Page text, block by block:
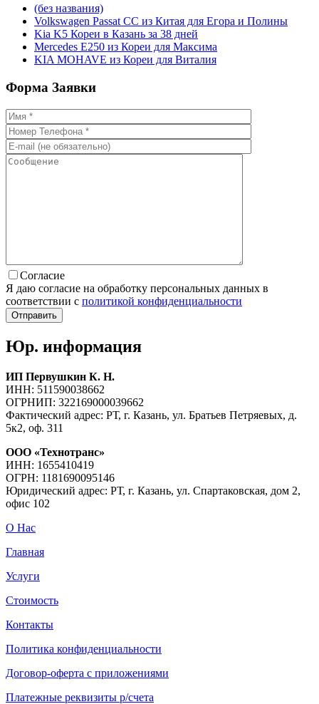
(без названия)
Volkswagen Passat CC из Китая для Егора и Полины
Kia K5 Кореи в Казань за 38 дней
Mercedes E250 из Кореи для Максима
KIA MOHAVE из Кореи для Виталия
Форма Заявки
Согласие
Я даю согласие на обработку персональных данных в
соответствии с политикой конфиденциальности
Юр. информация
ИП Первушкин К. Н.
ИНН: 511590038662
ОГРНИП: 322169000039662
Фактический адрес: РТ, г. Казань, ул. Братьев Петряевых, д.
5к2, оф. 311
ООО «Технотранс»
ИНН: 1655410419
ОГРН: 1181690095146
Юридический адрес: РТ, г. Казань, ул. Спартаковская, дом 2,
офис 102
О Нас
Главная
Услуги
Стоимость
Контакты
Политика конфиденциальности
Договор-оферта с приложениями
Платежные реквизиты р/счета